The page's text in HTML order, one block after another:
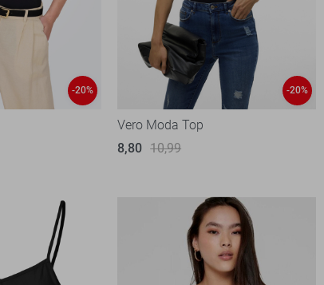
-20% -20%
Vero Moda Top
8,80 10,99